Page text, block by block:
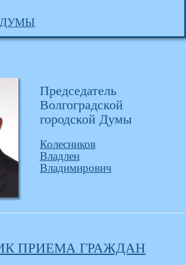
Председатель
Волгоградской
городской Думы
Колесников
Владлен
Владимирович
ПРИЕМА ГРАЖДАН